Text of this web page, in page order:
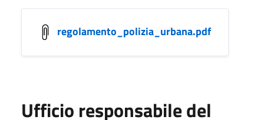
regolamento_polizia_urbana.pdf
Ufficio responsabile del